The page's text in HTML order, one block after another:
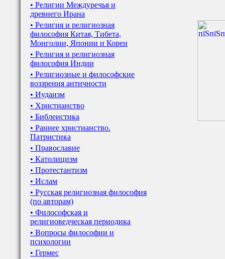
• Религии Междуречья и
древнего Ирана
• Религия и религиозная
философия Китая, Тибета,
Монголии, Японии и Кореи
• Религия и религиозная
философия Индии
• Религиозные и философские
воззрения античности
• Иудаизм
• Христианство
• Библеистика
• Раннее христианство.
Патристика
• Православие
• Католицизм
• Протестантизм
• Ислам
• Русская религиозная философия
(по авторам)
• Философская и
религиоведческая периодика
• Вопросы философии и
психологии
• Гермес